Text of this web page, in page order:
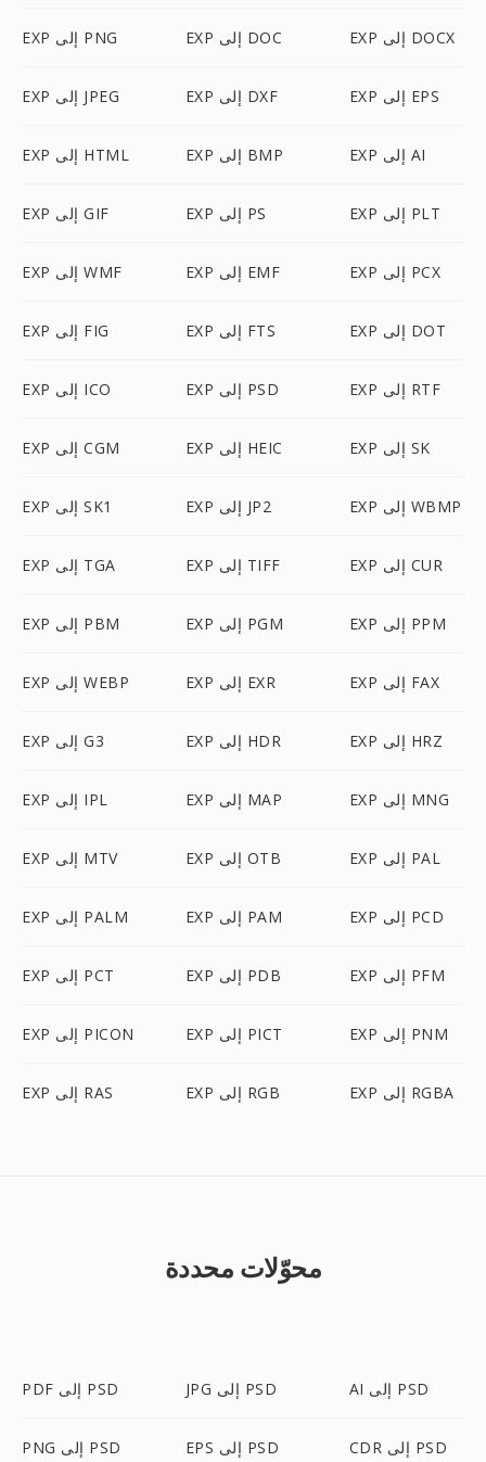
EXP إلى PNG EXP إلى DOC EXP إلى DOCX
EXP إلى JPEG EXP إلى DXF EXP إلى EPS
EXP إلى HTML EXP إلى BMP EXP إلى AI
EXP إلى GIF EXP إلى PS EXP إلى PLT
EXP إلى WMF EXP إلى EMF EXP إلى PCX
EXP إلى FIG EXP إلى FTS EXP إلى DOT
EXP إلى ICO EXP إلى PSD EXP إلى RTF
EXP إلى CGM EXP إلى HEIC EXP إلى SK
EXP إلى SK1 EXP إلى JP2 EXP إلى WBMP
EXP إلى TGA EXP إلى TIFF EXP إلى CUR
EXP إلى PBM EXP إلى PGM EXP إلى PPM
EXP إلى WEBP EXP إلى EXR EXP إلى FAX
EXP إلى G3 EXP إلى HDR EXP إلى HRZ
EXP إلى IPL EXP إلى MAP EXP إلى MNG
EXP إلى MTV EXP إلى OTB EXP إلى PAL
EXP إلى PALM EXP إلى PAM EXP إلى PCD
EXP إلى PCT EXP إلى PDB EXP إلى PFM
EXP إلى PICON EXP إلى PICT EXP إلى PNM
EXP إلى RAS EXP إلى RGB EXP إلى RGBA
محوّلات محددة
PDF إلى PSD JPG إلى PSD AI إلى PSD
PNG إلى PSD EPS إلى PSD CDR إلى PSD